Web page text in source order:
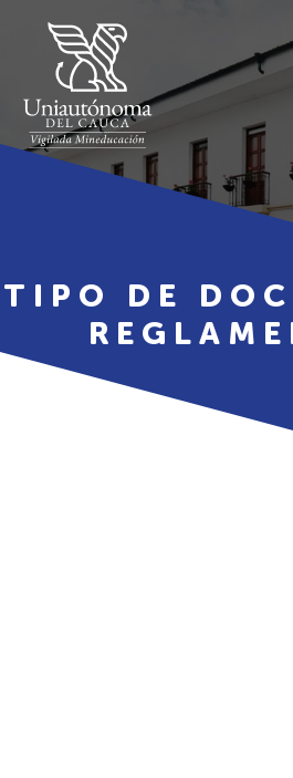
TIPO DE